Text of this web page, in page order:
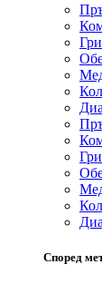
Според